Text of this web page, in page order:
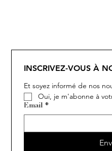
INSCRIVEZ-VOUS À
Et soyez informé de nos
Oui, je m'abonne à
Email *